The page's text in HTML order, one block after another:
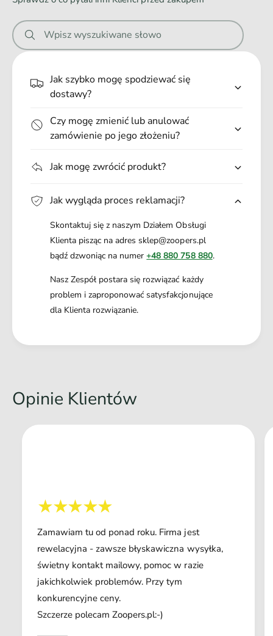
i
e
Wpisz wyszukiwane słowo
Jak szybko mogę spodziewać się
dostawy?
Czy mogę zmienić lub anulować
zamówienie po jego złożeniu?
Jak mogę zwrócić produkt?
Jak wygląda proces reklamacji?
Skontaktuj się z naszym Działem Obsługi
Klienta pisząc na adres sklep@zoopers.pl
bądź dzwoniąc na numer+48 880 758 880.
Nasz Zespół postara się rozwiązać każdy
problem i zaproponować satysfakcjonujące
dla Klienta rozwiązanie.
Opinie Klientów
Zamawiam tu od ponad roku. Firma jest
rewelacyjna - zawsze błyskawiczna wysyłka,
świetny kontakt mailowy, pomoc w razie
jakichkolwiek problemów. Przy tym
konkurencyjne ceny.
Szczerze polecam Zoopers.pl:-)